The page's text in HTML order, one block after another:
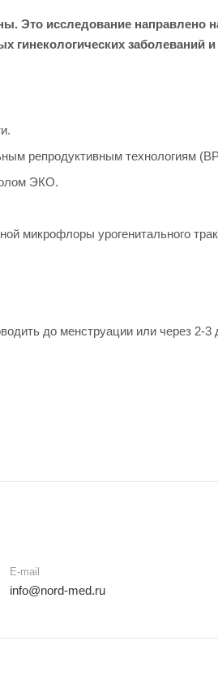
исследование направлено
гинекологических
репродуктивным технологиям
ЭКО.
микрофлоры урогенитального
до менструации или через 2-3
E-mail
info@nord-med.ru